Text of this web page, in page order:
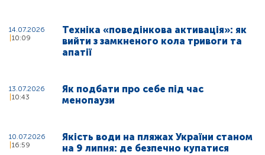
14.07.2026
10:09
Техніка «поведінкова активація»: як
вийти з замкненого кола тривоги та
апатії
13.07.2026
10:43
Як подбати про себе під час
менопаузи
10.07.2026
16:59
Якість води на пляжах України станом
на 9 липня: де безпечно купатися